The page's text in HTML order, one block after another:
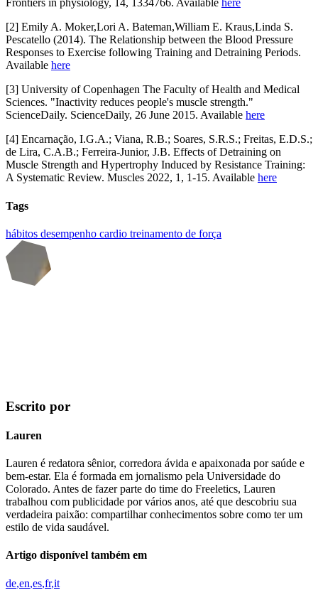
Frontiers in physiology, 14, 1334766. Available here
[2] Emily A. Moker,Lori A. Bateman,William E. Kraus,Linda S.
Pescatello (2014). The Relationship between the Blood Pressure
Responses to Exercise following Training and Detraining Periods.
Available here
[3] University of Copenhagen The Faculty of Health and Medical
Sciences. "Inactivity reduces people's muscle strength."
ScienceDaily. ScienceDaily, 26 June 2015. Available here
[4] Encarnação, I.G.A.; Viana, R.B.; Soares, S.R.S.; Freitas, E.D.S.;
de Lira, C.A.B.; Ferreira-Junior, J.B. Effects of Detraining on
Muscle Strength and Hypertrophy Induced by Resistance Training:
A Systematic Review. Muscles 2022, 1, 1-15. Available here
Tags
hábitos desempenho cardio treinamento de força
Escrito por
Lauren
Lauren é redatora sênior, corredora ávida e apaixonada por saúde e
bem-estar. Ela é formada em jornalismo pela Universidade do
Colorado. Antes de fazer parte do time do Freeletics, Lauren
trabalhou com publicidade por vários anos, até que descobriu sua
verdadeira paixão: compartilhar conhecimentos sobre como ter um
estilo de vida saudável.
Artigo disponível também em
de en es fr it